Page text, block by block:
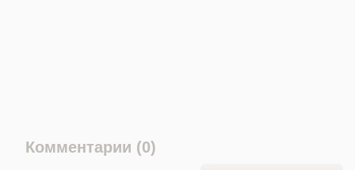
Комментарии (0)